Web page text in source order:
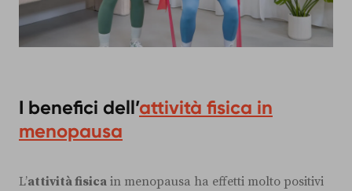
I benefici dell’attività fisica in
menopausa
L’attività fisica in menopausa ha effetti molto positivi